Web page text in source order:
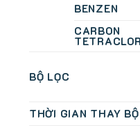
BENZEN
CARBON
BỘ LỌC
THỜI GIAN THAY